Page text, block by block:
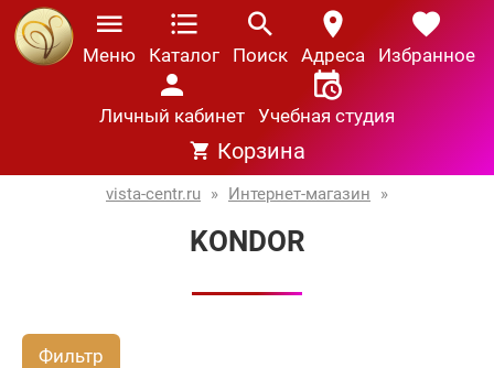
Меню Каталог Поиск Адреса Избранное
Личный кабинет Учебная студия
Корзина
vista-centr.ru » Интернет-магазин »
KONDOR
Фильтр